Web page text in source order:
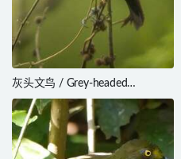
灰头文鸟 / Grey-headed
Mannikin / Lonchura caniceps